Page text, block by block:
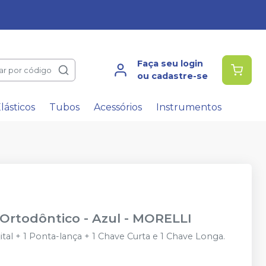
por código
Faça seu login
ou cadastre-se
Tubos Acessórios Instrumentos
- Azul - MORELLI
+ 1 Ponta-lança + 1 Chave Curta e 1 Chave Longa.